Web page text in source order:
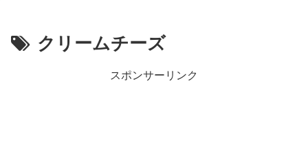
クリームチーズ
スポンサーリンク